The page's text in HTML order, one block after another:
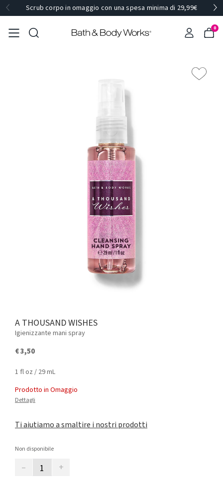
Scrub corpo in omaggio con una spesa minima di 29,99€
0
A THOUSAND WISHES
Igienizzante mani spray
€ 3,50
1 fl oz / 29 mL
Prodotto in Omaggio
Dettagli
Ti aiutiamo a smaltire i nostri prodotti
Non disponibile
– +